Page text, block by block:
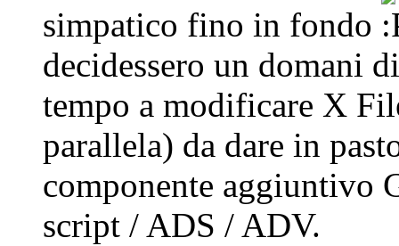
simpatico fino in fondo
decidessero un domani
tempo a modificare X
parallela) da dare in
componente aggiuntivo
script / ADS / ADV.